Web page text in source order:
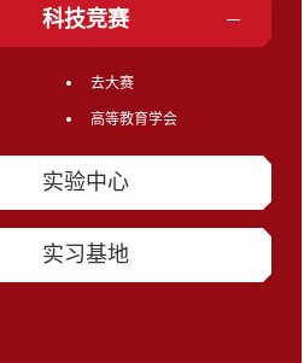
科技竞赛
去大赛
高等教育学会
实验中心
实习基地